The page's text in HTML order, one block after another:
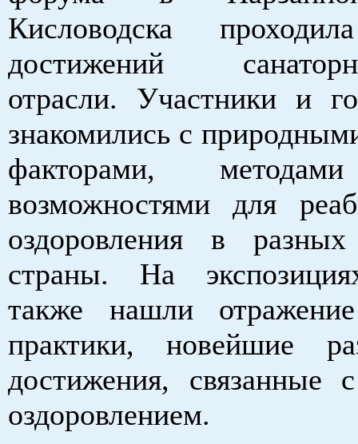
Кисловодска
достижений
отрасли. Участники и
знакомились с
факторами,
возможностями для
оздоровления в разных
страны. На
также нашли
практики, новейшие
достижения, связанные
оздоровлением.